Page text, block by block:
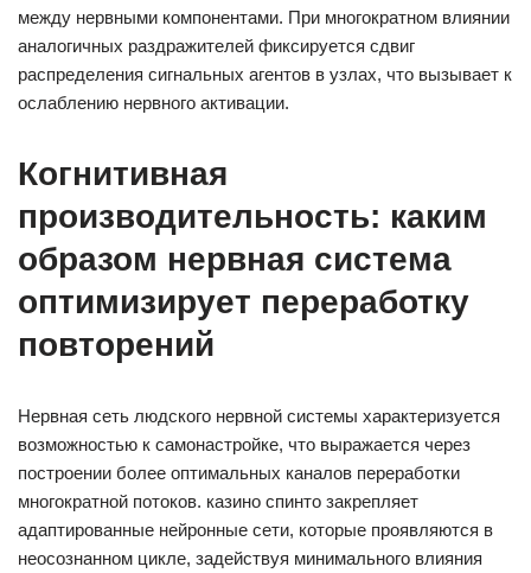
между нервными компонентами. При многократном влиянии
аналогичных раздражителей фиксируется сдвиг
распределения сигнальных агентов в узлах, что вызывает к
ослаблению нервного активации.
Когнитивная
производительность: каким
образом нервная система
оптимизирует переработку
повторений
Нервная сеть людского нервной системы характеризуется
возможностью к самонастройке, что выражается через
построении более оптимальных каналов переработки
многократной потоков. казино спинто закрепляет
адаптированные нейронные сети, которые проявляются в
неосознанном цикле, задействуя минимального влияния